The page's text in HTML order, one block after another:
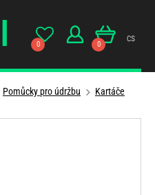
0 0
cs
Pomůcky pro údržbu Kartáče